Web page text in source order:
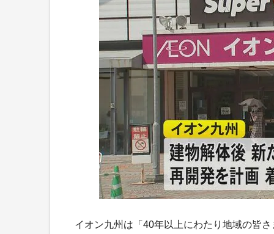
イオン九州は「40年以上にわたり地域の皆